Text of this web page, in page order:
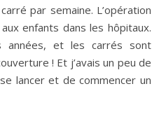
par semaine. L’opération
enfants dans les hôpitaux.
années, et les carrés sont
! Et j’avais un peu de
lancer et de commencer un